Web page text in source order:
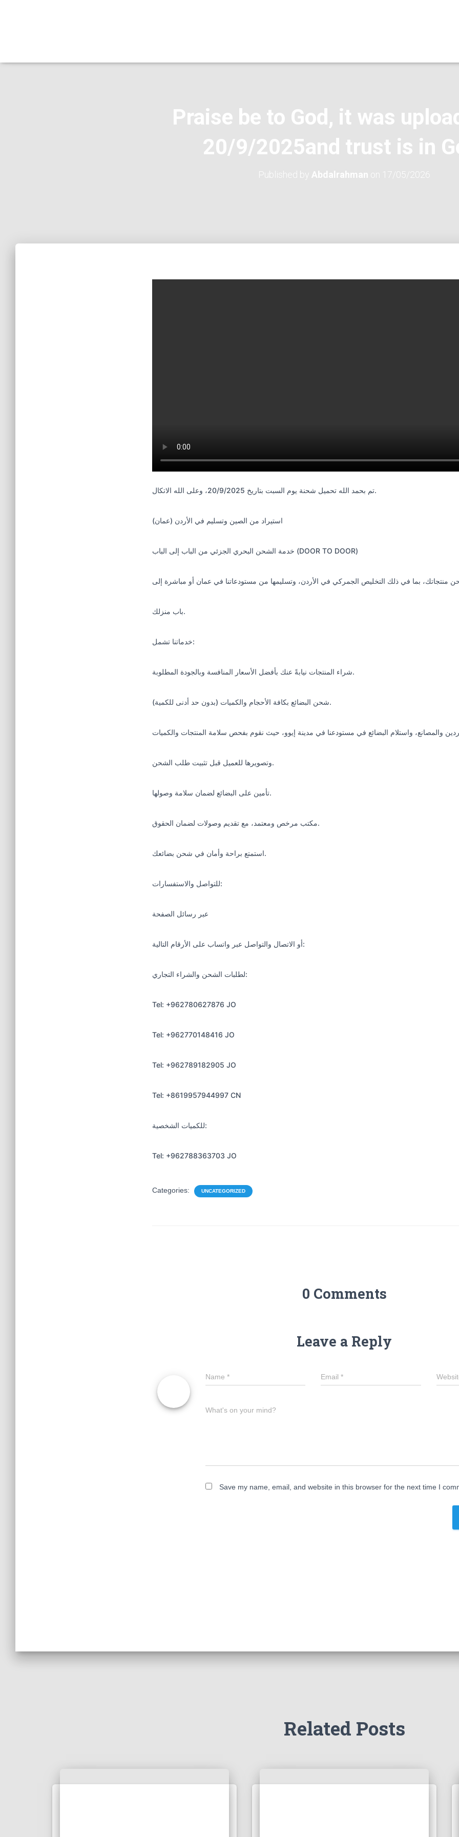
Praise be to God, it was
20/9/2025and trust is in
Published by Abdalrahman on 17/05/2026
تم بحمد الله تحميل شحنة يوم السبت بتاريخ 20/9/2025، وعلى الله الاتكال.
استيراد من الصين وتسليم في الأردن (عمان)
خدمة الشحن البحري الجزئي من الباب إلى الباب (DOOR TO DOOR)
منتجاتك، بما في ذلك التخليص الجمركي في الأردن، وتسليمها من مستودعاتنا في عمان أو مباشرة إلى
باب منزلك.
خدماتنا تشمل:
شراء المنتجات نيابةً عنك بأفضل الأسعار المنافسة وبالجودة المطلوبة.
شحن البضائع بكافة الأحجام والكميات (بدون حد أدنى للكمية).
والمصانع، واستلام البضائع في مستودعنا في مدينة إيوو، حيث نقوم بفحص سلامة المنتجات والكميات
وتصويرها للعميل قبل تثبيت طلب الشحن.
تأمين على البضائع لضمان سلامة وصولها.
مكتب مرخص ومعتمد، مع تقديم وصولات لضمان الحقوق.
استمتع براحة وأمان في شحن بضائعك.
للتواصل والاستفسارات:
عبر رسائل الصفحة
أو الاتصال والتواصل عبر واتساب على الأرقام التالية:
لطلبات الشحن والشراء التجاري:
Tel: +962780627876 JO
Tel: +962770148416 JO
Tel: +962789182905 JO
Tel: +8619957944997 CN
للكميات الشخصية:
Tel: +962788363703 JO
Categories: UNCATEGORIZED
0 Comments
Leave a Reply
Name * Email*
What's on your mind?
Save my name, email, and website in this browser for the next time I
Related Posts